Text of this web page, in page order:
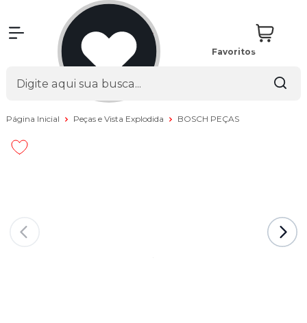
Favoritos
Página Inicial Peças e Vista Explodida BOSCH PEÇAS